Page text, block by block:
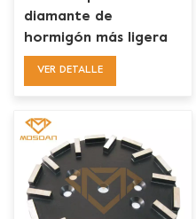
diamante de
hormigón más ligera
de 10'' con 20 barras
VER DETALLE